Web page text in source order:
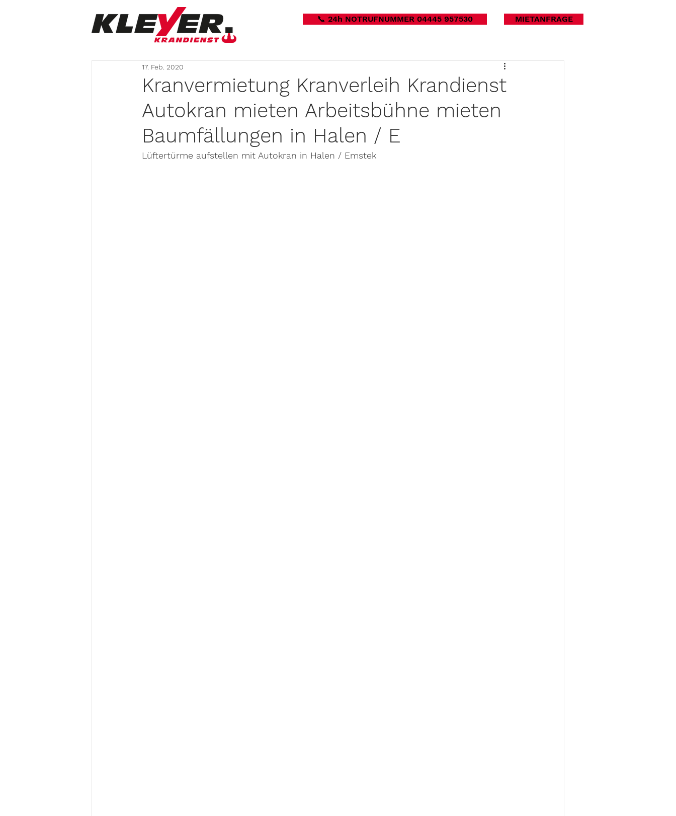
📞 24h NOTRUFNUMMER 04445 957530 MIETANFRAGE
Kranvermietung Kranverleih Krandienst
Autokran mieten Arbeitsbühne mieten
Baumfällungen in Halen / E
17. Feb. 2020
Lüftertürme aufstellen mit Autokran in Halen / Emstek